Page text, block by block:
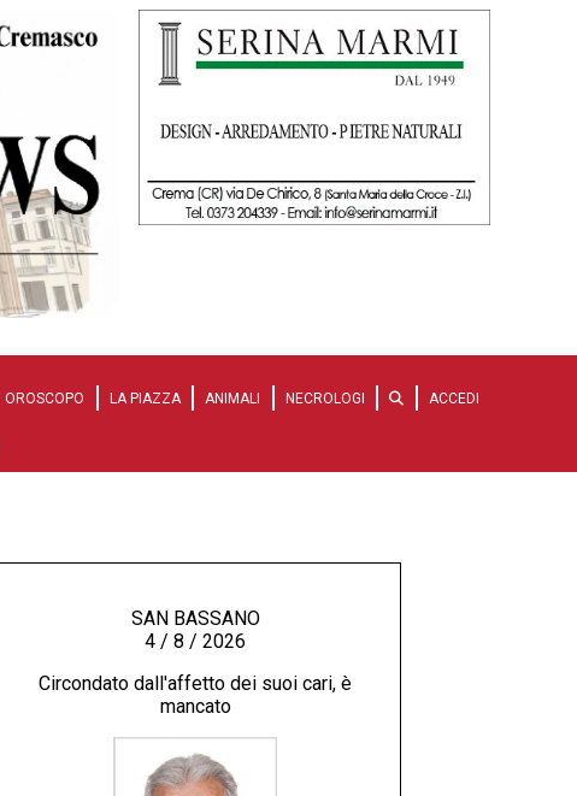
OROSCOPO LA PIAZZA ANIMALI NECROLOGI ACCEDI
SAN BASSANO
4 / 8 / 2026
Circondato dall'affetto dei suoi cari, è
mancato